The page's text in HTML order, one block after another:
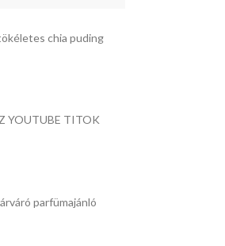
chia puding
YOUTUBE TITOK
parfümajánló